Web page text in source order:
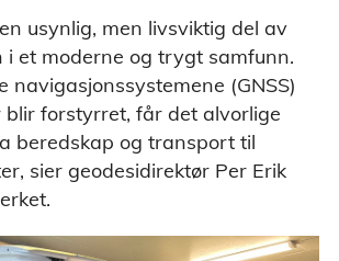
usynlig, men livsviktig del av
i et moderne og trygt samfunn.
navigasjonssystemene (GNSS)
forstyrret, får det alvorlige
beredskap og transport til
sier geodesidirektør Per Erik